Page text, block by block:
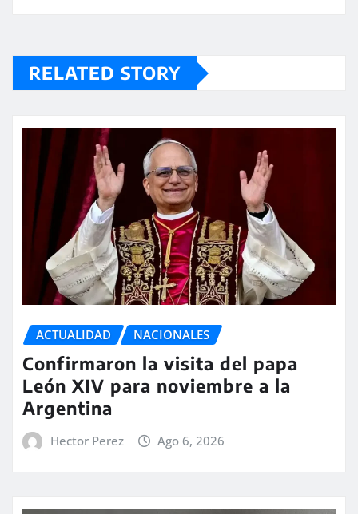
RELATED STORY
ACTUALIDAD NACIONALES
Confirmaron la visita del papa
León XIV para noviembre a la
Argentina
Hector Perez Ago 6, 2026